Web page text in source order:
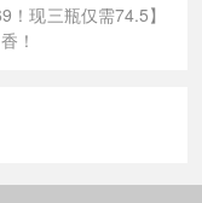
！现三瓶仅需74.5】
！